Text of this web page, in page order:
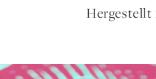
Hergestellt